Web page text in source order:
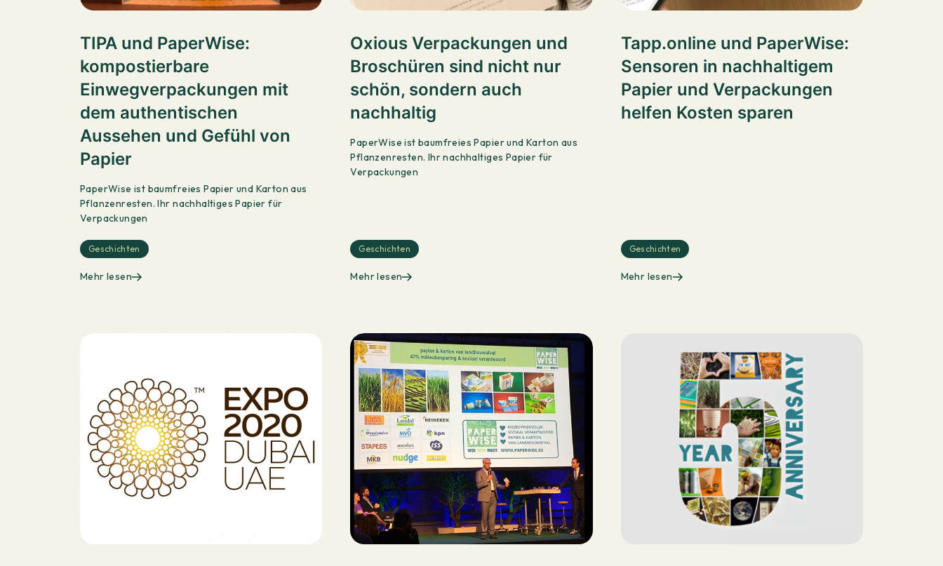
TIPA und PaperWise:
kompostierbare
Einwegverpackungen mit
dem authentischen
Aussehen und Gefühl von
Papier
PaperWise ist baumfreies Papier und Karton aus
Pflanzenresten. Ihr nachhaltiges Papier für
Verpackungen
Geschichten
Mehr lesen
Oxious Verpackungen und
Broschüren sind nicht nur
schön, sondern auch
nachhaltig
PaperWise ist baumfreies Papier und Karton aus
Pflanzenresten. Ihr nachhaltiges Papier für
Verpackungen
Geschichten
Mehr lesen
Tapp.online und PaperWise:
Sensoren in nachhaltigem
Papier und Verpackungen
helfen Kosten sparen
Geschichten
Mehr lesen